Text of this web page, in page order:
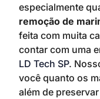
especialmente
remoção de
feita com muita
contar com uma
LD Tech SP.
você quanto os
além de